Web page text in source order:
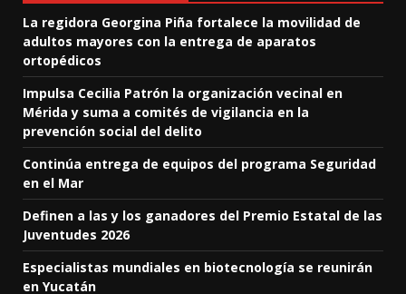
La regidora Georgina Piña fortalece la movilidad de
adultos mayores con la entrega de aparatos
ortopédicos
Impulsa Cecilia Patrón la organización vecinal en
Mérida y suma a comités de vigilancia en la
prevención social del delito
Continúa entrega de equipos del programa Seguridad
en el Mar
Definen a las y los ganadores del Premio Estatal de las
Juventudes 2026
Especialistas mundiales en biotecnología se reunirán
en Yucatán